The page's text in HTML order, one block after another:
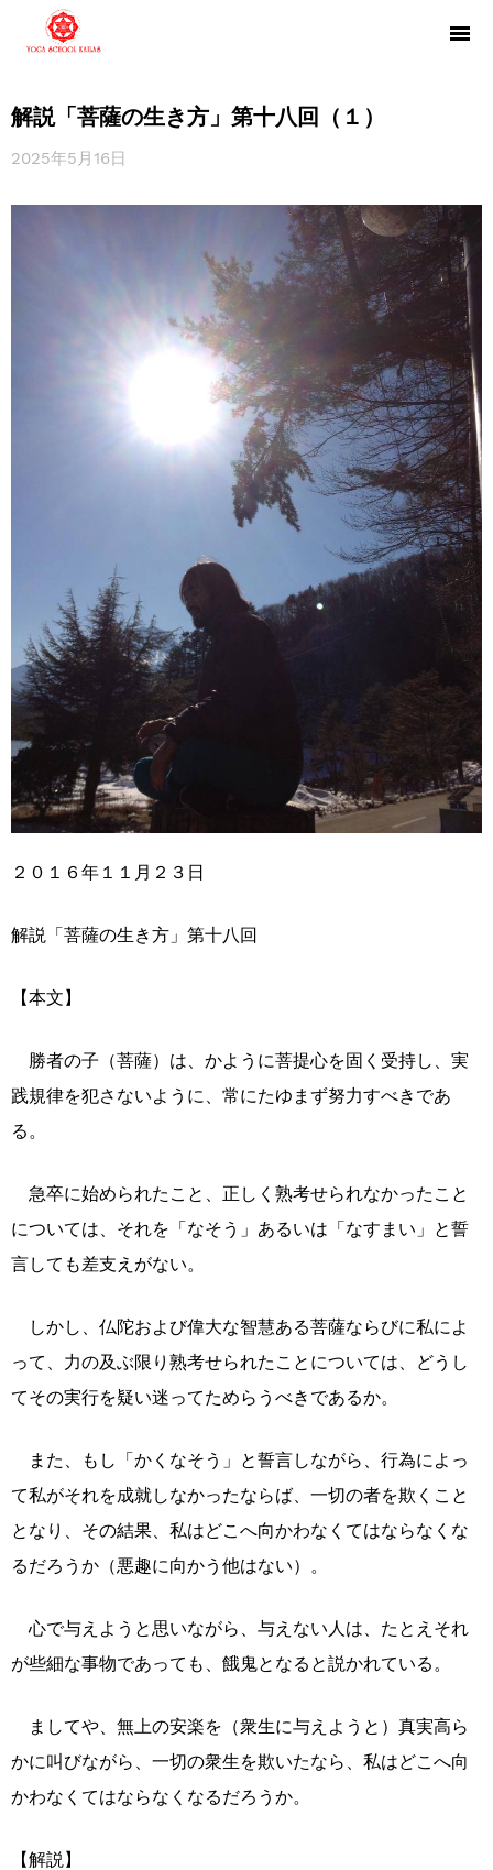
解説「菩薩の生き方」第十八回（１）
2025年5月16日
２０１６年１１月２３日
解説「菩薩の生き方」第十八回
【本文】
勝者の子（菩薩）は、かように菩提心を固く受持し、実
践規律を犯さないように、常にたゆまず努力すべきであ
る。
急卒に始められたこと、正しく熟考せられなかったこと
については、それを「なそう」あるいは「なすまい」と誓
言しても差支えがない。
しかし、仏陀および偉大な智慧ある菩薩ならびに私によ
って、力の及ぶ限り熟考せられたことについては、どうし
てその実行を疑い迷ってためらうべきであるか。
また、もし「かくなそう」と誓言しながら、行為によっ
て私がそれを成就しなかったならば、一切の者を欺くこと
となり、その結果、私はどこへ向かわなくてはならなくな
るだろうか（悪趣に向かう他はない）。
心で与えようと思いながら、与えない人は、たとえそれ
が些細な事物であっても、餓鬼となると説かれている。
ましてや、無上の安楽を（衆生に与えようと）真実高ら
かに叫びながら、一切の衆生を欺いたなら、私はどこへ向
かわなくてはならなくなるだろうか。
【解説】